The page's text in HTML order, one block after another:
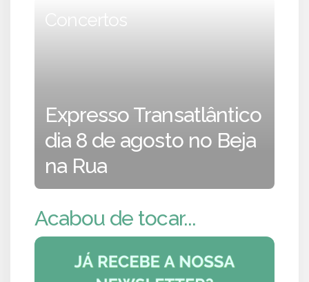
Concertos
Expresso Transatlântico
dia 8 de agosto no Beja
na Rua
Acabou de tocar...